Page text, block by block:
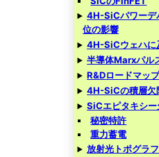
4H-SiCパワーデ
位の影響
4H-SiCウェハに
半導体Marxパル
R&Dロードマッ
4H-SiCの積層欠
SiCエピタキシ
秘密特許
重力蓄電
放射光トポグラ